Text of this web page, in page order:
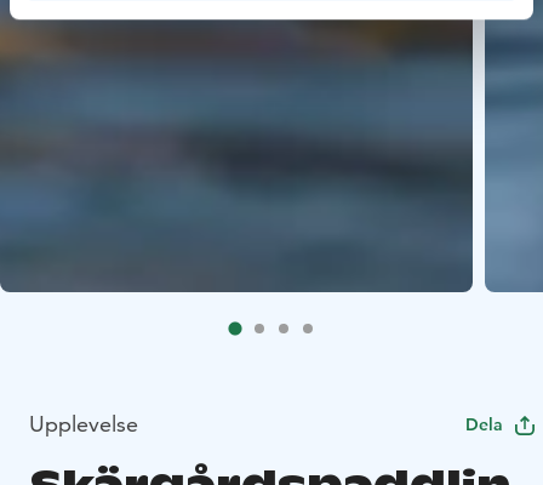
Upplevelse Dela